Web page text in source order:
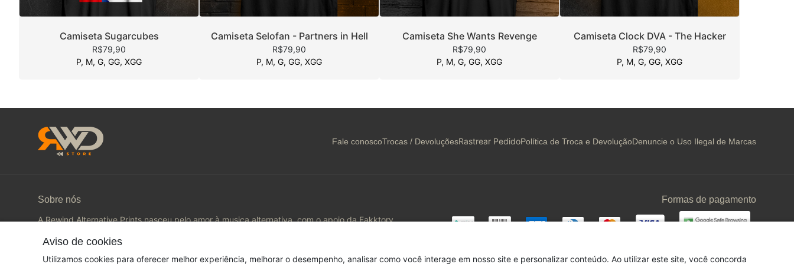
Camiseta Sugarcubes
R$79,90
P, M, G, GG, XGG
Camiseta Selofan - Partners in Hell
R$79,90
P, M, G, GG, XGG
Camiseta She Wants Revenge
R$79,90
P, M, G, GG, XGG
Camiseta Clock DVA - The Hacker
R$79,90
P, M, G, GG, XGG
Aviso de cookies
Utilizamos cookies para oferecer melhor experiência, melhorar o desempenho, analisar como você interage em nosso site e personalizar conteúdo. Ao utilizar este site, você concorda
Fale conoscoTrocas / DevoluçõesRastrear PedidoPolítica de Troca e DevoluçãoDenuncie o Uso Ilegal de Marcas
Sobre nós
A Rewind Alternative Prints nasceu pelo amor à musica alternativa, com o apoio da Fakktory
Formas de pagamento